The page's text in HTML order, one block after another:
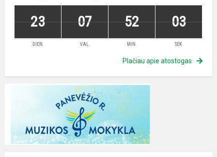
23 07 52 02
DIEN. VAL. MIN. SEK.
Plačiau apie atostogas